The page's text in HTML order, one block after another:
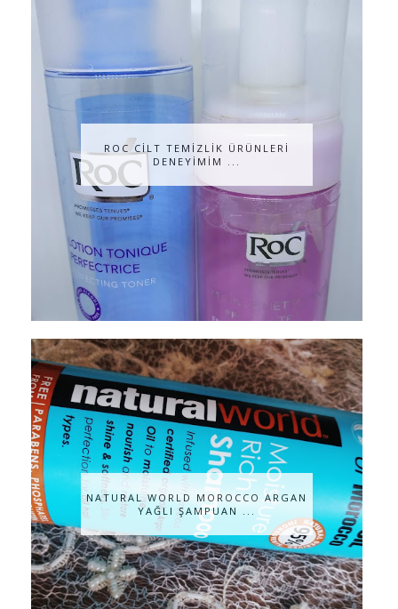
ROC CİLT TEMİZLİK ÜRÜNLERİ
DENEYİMİM ...
NATURAL WORLD MOROCCO ARGAN
YAĞLI ŞAMPUAN ...